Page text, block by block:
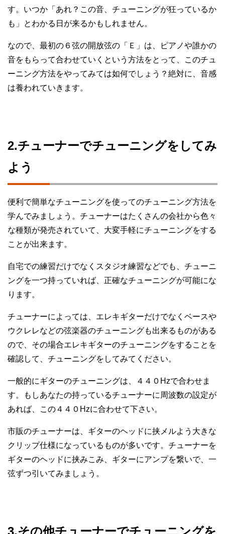
す。いつか「あれ？この音、チューニングが狂っているか
も」とわかる日が来るかもしれません。
なので、最初の６弦の開放弦の「Ｅ」は、ピアノや誰かの
音をもらって合わせていくという方法をとって、このチュ
ーニング方法をやってみては如何でしょう？絶対に、音感
は養われていきます。
2.チューナーでチューニングをしてみ
よう
便利で簡単なチューニングを使ってのチューニング方法を
学んでみましょう。チューナーはたくさんの会社から色々
な種類が発売されていて、大変手軽にチューニングをする
ことが出来ます。
自宅での練習だけでなくスタジオ練習などでも、チューニ
ングを一つ持っていれば、正確なチューニングが可能にな
ります。
チューナーによっては、エレキギターだけでなくベースや
ウクレレなどの弦楽器のチューニングも出来るものがある
ので、その場合エレキギターのチューニングをすることを
確認して、チューニングをしてみてください。
一般的にギターのチューニングは、４４０Hzで合わせま
す。もしあなたの持っているチューナーに周波数の設定が
あれば、この４４０Hzに合わせて下さい。
市販のチューナーは、ギターのヘッドに挟メルよう大きな
クリップ仕様になっているものが多いです。チューナーを
ギターのヘッドに挟みこみ、ギターにアンプを繋いで、一
弦ずつ引いてみましょう。